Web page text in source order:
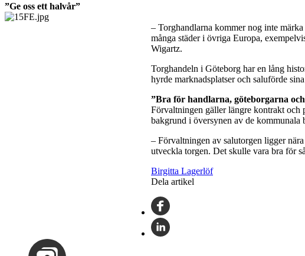
”Ge oss ett halvår”
– Torghandlarna kommer nog inte
många städer i övriga Europa,
Wigartz.
Torghandeln i Göteborg har en lång
hyrde marknadsplatser och saluförde
”Bra för handlarna, göteborgarna
Förvaltningen gäller längre kontrakt och
bakgrund i översynen av de kommunala
– Förvaltningen av salutorgen ligger
utveckla torgen. Det skulle vara bra för
Birgitta Lagerlöf
Dela artikel